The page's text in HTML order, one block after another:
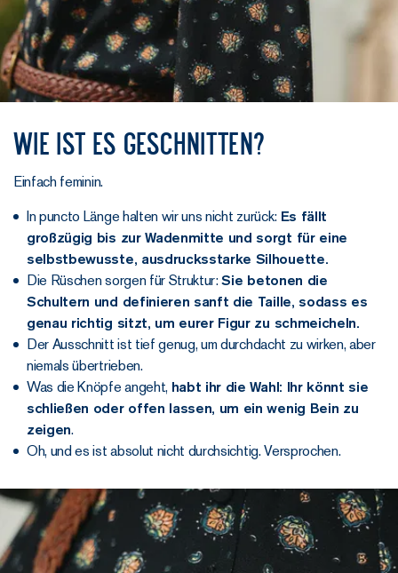
Wie ist es geschnitten?
Einfach feminin.
In puncto Länge halten wir uns nicht zurück: Es fällt
großzügig bis zur Wadenmitte und sorgt für eine
selbstbewusste, ausdrucksstarke Silhouette.
Die Rüschen sorgen für Struktur:Sie betonen die
Schultern und definieren sanft die Taille, sodass es
genau richtig sitzt, um eurer Figur zu schmeicheln.
Der Ausschnitt ist tief genug, um durchdacht zu wirken, aber
niemals übertrieben.
Was die Knöpfe angeht, habt ihr die Wahl: Ihr könnt sie
schließen oder offen lassen, um ein wenig Bein zu
zeigen.
Oh, und es ist absolut nicht durchsichtig. Versprochen.